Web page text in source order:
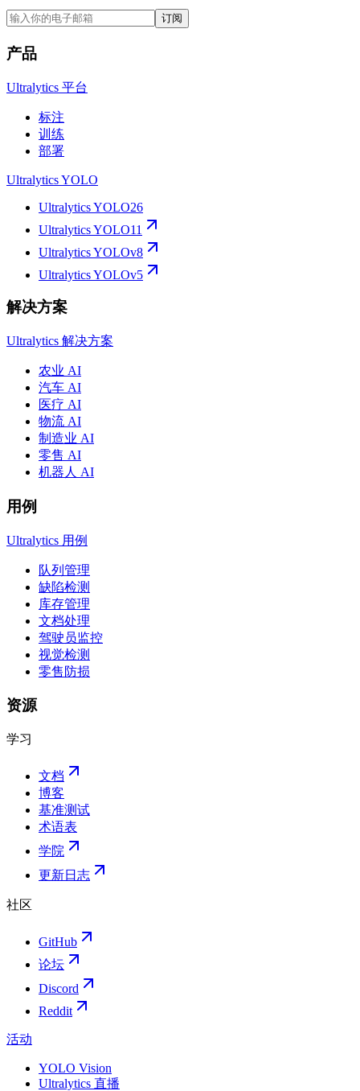
订阅
产品
Ultralytics 平台
标注
训练
部署
Ultralytics YOLO
Ultralytics YOLO26
Ultralytics YOLO11
Ultralytics YOLOv8
Ultralytics YOLOv5
解决方案
Ultralytics 解决方案
农业 AI
汽车 AI
医疗 AI
物流 AI
制造业 AI
零售 AI
机器人 AI
用例
Ultralytics 用例
队列管理
缺陷检测
库存管理
文档处理
驾驶员监控
视觉检测
零售防损
资源
学习
文档
博客
基准测试
术语表
学院
更新日志
社区
GitHub
论坛
Discord
Reddit
活动
YOLO Vision
Ultralytics 直播